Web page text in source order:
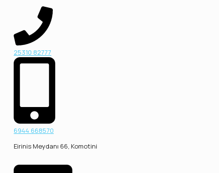
25310 82777
6944 668570
Eirinis Meydanı 66, Komotini